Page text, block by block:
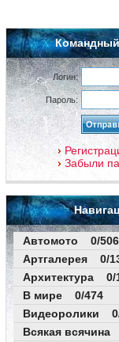
Командный
Логин:
Пароль:
Забыли
Автомото 0/506
Артгалерея 0/
Архитектура 0/
В мире 0/474
Видеоролики
Всякая